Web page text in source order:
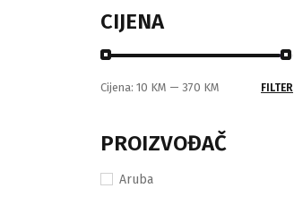
CIJENA
FILTER
Cijena: 10 KM — 370 KM
PROIZVOĐAČ
Aruba